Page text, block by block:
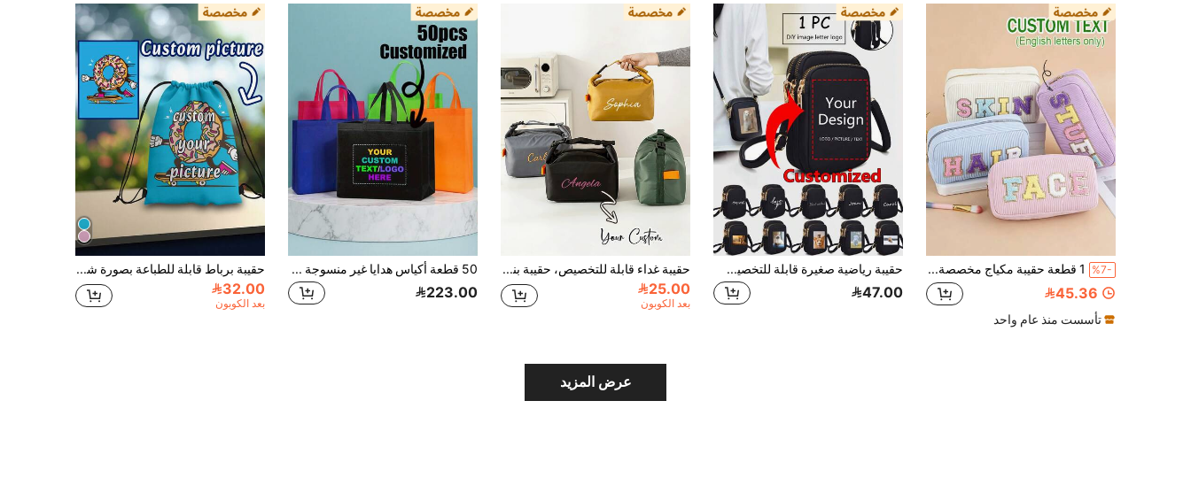
%7- 1 قطعة حقيبة مكياج مخصصة مخصصة للسفر من المخمل المضلع مع رقعة حرف من الشينيل، كيس تخزين بسحاب للسفر
45.36
تأسست منذ عام واحد
حقيبة رياضية صغيرة قابلة للتخصيص وردية اللون للأنشطة الخارجية مع فتحة سماعات الأذن، حقيبة هاتف متعددة السحابات للذراع للجري والمشي لمسافات طويلة وركوب الدراجات
47.00
حقيبة غداء قابلة للتخصيص، حقيبة بنتو محمولة قابلة للتخصيص، حقيبة غداء محمولة سعة كبيرة، حقيبة بنتو للطلاب، اسم وشعار قابل للتخصيص، حقيبة نزهة شخصية مخصصة، حقيبة غداء وحقائب بنتو، حقيبة غداء للمدرسة والعمل والرحلات، حقيبة تخزين، هدايا مثالية للسيدات والصديقات والأصدقاء، هدايا عيد الحب، هدايا لوصيفات العرس، هدايا عيد ميلاد للسيدات، هدايا عيد الأم، هدايا رأس السنة، هدايا رمضان
25.00
بعد الكوبون
50 قطعة أكياس هدايا غير منسوجة قابلة للتخصيص، مخصصة بالصور والنصوص، أكياس توت كبيرة قابلة لإعادة الاستخدام، هدايا تذكارية، Y2K، بسيطة، شخصية، عائلية، للذكرى السنوية، أعياد الميلاد، العطلات، السفر، الملعب، الأعمال، مستلزمات الأعمال الصغيرة، هدايا الحفلات
223.00
حقيبة برباط قابلة للطباعة بصورة شخصية - حقيبة ظهر خفيفة الوزن قابلة للتخصيص بصورتك، مناسبة للرياضة والمدرسة والسفر وهدية فريدة للأصدقاء والعائلة
32.00
بعد الكوبون
عرض المزيد